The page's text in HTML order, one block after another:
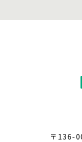
〒136-